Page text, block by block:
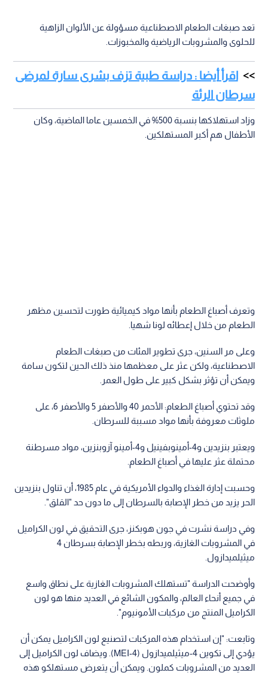
تعد صبغات الطعام الاصطناعية مسؤولة عن الألوان الزاهية
للحلوى والمشروبات الرياضية والمخبوزات.
اقرأ أيضا : دراسة طبية تزف بشرى سارة لمرضى
سرطان الرئة
وزاد استهلاكها بنسبة 500% في الخمسين عاما الماضية، وكان
الأطفال هم أكبر المستهلكين.
وتعرف أصباغ الطعام بأنها مواد كيميائية طورت لتحسين مظهر
الطعام من خلال إعطائه لونا شهيا.
وعلى مر السنين، جرى تطوير المئات من صبغات الطعام
الاصطناعية، ولكن عثر على معظمها منذ ذلك الحين لتكون سامة
ويمكن أن تؤثر بشكل كبير على طول العمر.
وقد تحتوي أصباغ الطعام: الأحمر 40 والأصفر 5 والأصفر 6، على
ملوثات معروفة بأنها مواد مسببة للسرطان.
ويعتبر بنزيدين و4-أمينوبفينيل و4-أمينو آزوبنزين، مواد مسرطنة
محتملة عثر عليها في أصباغ الطعام.
وحسبت إدارة الغذاء والدواء الأمريكية في عام 1985، أن تناول بنزيدين
الحر يزيد من خطر الإصابة بالسرطان إلى ما دون حد "القلق".
وفي دراسة نشرت في جون هوبكنز، جرى التحقيق في لون الكراميل
في المشروبات الغازية، وربطه بخطر الإصابة بسرطان 4
ميثيلميدازول.
وأوضحت الدراسة "تستهلك المشروبات الغازية على نطاق واسع
في جميع أنحاء العالم، والمكون الشائع في العديد منها هو لون
الكراميل المنتج من مركبات الأمونيوم".
وتابعت: "إن استخدام هذه المركبات لتصنيع لون الكراميل يمكن أن
يؤدي إلى تكوين 4-ميثيلميدازول (4-MEI). ويضاف لون الكراميل إلى
العديد من المشروبات كملون. ويمكن أن يتعرض مستهلكو هذه